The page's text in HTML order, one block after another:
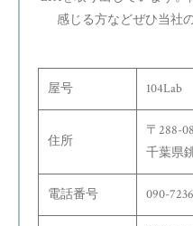
感じる方などぜひ当社
屋号 104Lab
住所
〒288-
千葉県
電話番号 090-